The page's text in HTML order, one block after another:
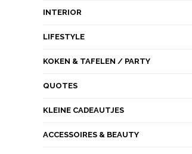
INTERIOR
LIFESTYLE
KOKEN & TAFELEN / PARTY
QUOTES
KLEINE CADEAUTJES
ACCESSOIRES & BEAUTY